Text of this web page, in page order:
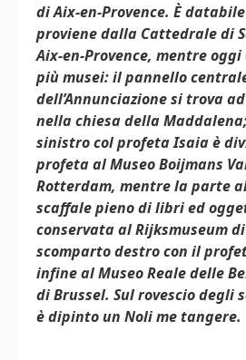
di Aix-en-Provence. È
proviene dalla Cattedrale di
Aix-en-Provence, mentre
più musei: il pannello
dell’Annunciazione si trova
nella chiesa della
sinistro col profeta Isaia è
profeta al Museo Boijmans
Rotterdam, mentre la parte
scaffale pieno di libri ed
conservata al Rijksmuseum
scomparto destro con il
infine al Museo Reale delle
di Brussel. Sul rovescio
è dipinto un Noli me tangere.